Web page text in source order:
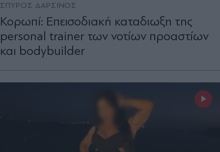
ΣΠΥΡΟΣ ΔΑΡΣΙΝΟΣ
Κορωπί: Επεισοδιακή καταδιωξη της
personal trainer των νοτίων προαστίων
και bodybuilder